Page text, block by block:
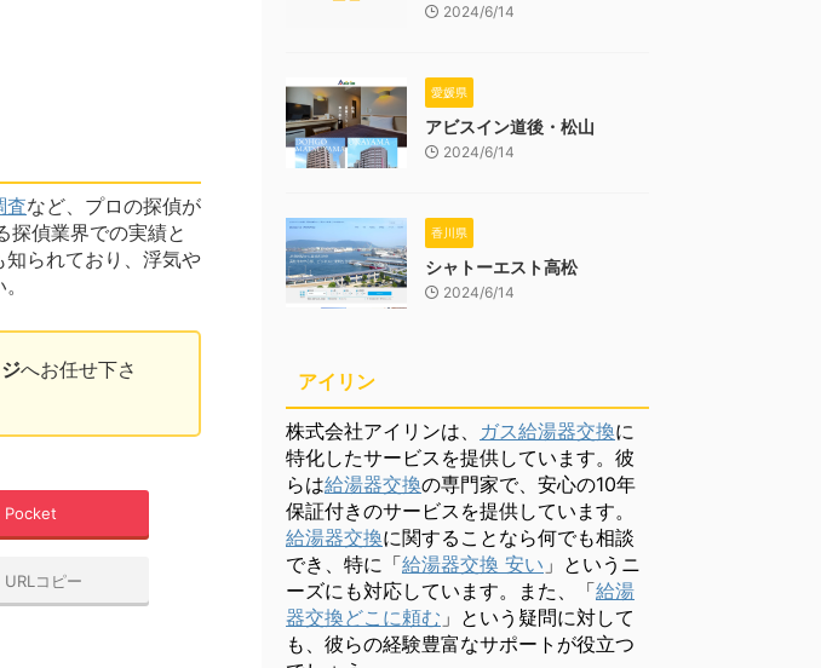
査など、プロの探偵が
探偵業界での実績と
られており、浮気や
へお任せ下さ
Pocket
URLコピー
2024/6/14
愛媛県
アビスイン道後・松山
2024/6/14
香川県
シャトーエスト高松
2024/6/14
アイリン
株式会社アイリンは、 ガス給湯器交換に
特化したサービスを提供しています。彼
らは給湯器交換の専門家で、安心の10年
保証付きのサービスを提供しています。
給湯器交換に関することなら何でも相談
でき、特に「給湯器交換 安い 」というニ
ーズにも対応しています。また、「給湯
器交換どこに頼む 」という疑問に対して
も、彼らの経験豊富なサポートが役立つ